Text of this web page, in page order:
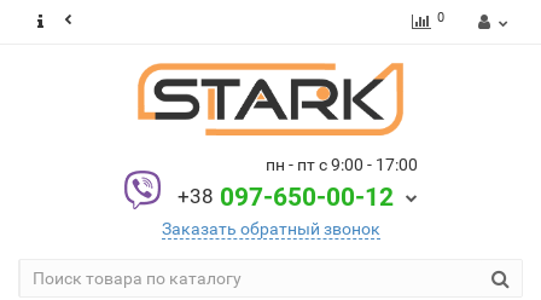
0
пн - пт с 9:00 - 17:00
+38 097-650-00-12
Заказать обратный звонок